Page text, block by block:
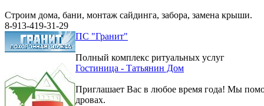
Строим дома, бани, монтаж сайдинга, забора, замена крыши.
8-913-419-31-29
ПС "Гранит"
Полный комплекс ритуальных услуг
Гостиница - Татьянин Дом
Приглашает Вас в любое время года! Мы
дровах.